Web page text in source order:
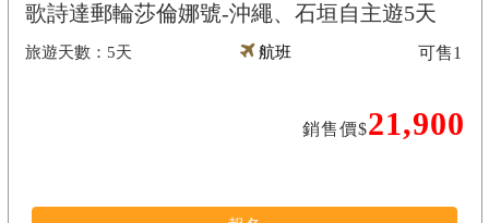
歌詩達郵輪莎倫娜號-沖繩、石垣自主遊5天
5天 航班
銷售價$21,900
可售1